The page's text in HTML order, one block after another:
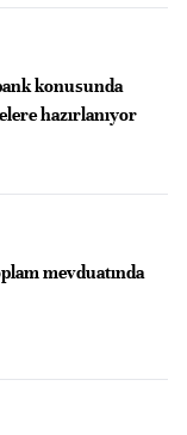
konusunda
hazırlanıyor
mevduatında